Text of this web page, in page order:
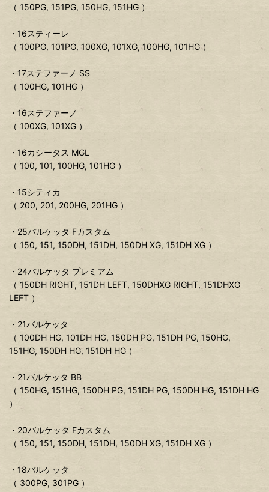
（ 150PG, 151PG, 150HG, 151HG ）
・16スティーレ
（ 100PG, 101PG, 100XG, 101XG, 100HG, 101HG ）
・17ステファーノ SS
（ 100HG, 101HG ）
・16ステファーノ
（ 100XG, 101XG ）
・16カシータス MGL
（ 100, 101, 100HG, 101HG ）
・15シティカ
（ 200, 201, 200HG, 201HG ）
・25バルケッタ Fカスタム
（ 150, 151, 150DH, 151DH, 150DH XG, 151DH XG ）
・24バルケッタ プレミアム
（ 150DH RIGHT, 151DH LEFT, 150DHXG RIGHT, 151DHXG
LEFT ）
・21バルケッタ
（ 100DH HG, 101DH HG, 150DH PG, 151DH PG, 150HG,
151HG, 150DH HG, 151DH HG ）
・21バルケッタ BB
（ 150HG, 151HG, 150DH PG, 151DH PG, 150DH HG, 151DH HG
）
・20バルケッタ Fカスタム
（ 150, 151, 150DH, 151DH, 150DH XG, 151DH XG ）
・18バルケッタ
（ 300PG, 301PG ）